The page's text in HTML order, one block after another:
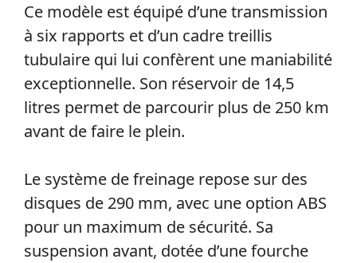
Ce modèle est équipé d’une transmission
à six rapports et d’un cadre treillis
tubulaire qui lui confèrent une maniabilité
exceptionnelle. Son réservoir de 14,5
litres permet de parcourir plus de 250 km
avant de faire le plein.
Le système de freinage repose sur des
disques de 290 mm, avec une option ABS
pour un maximum de sécurité. Sa
suspension avant, dotée d’une fourche